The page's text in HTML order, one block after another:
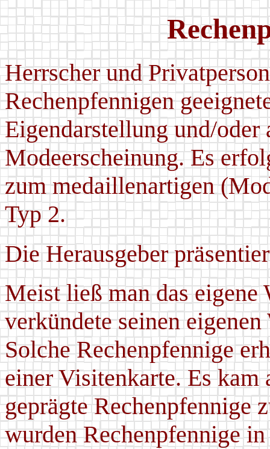
Herrscher und
Rechenpfennigen
Eigendarstellung und/oder
Modeerscheinung. Es
zum medaillenartigen
Typ 2.
Die Herausgeber
Meist ließ man das eigene
verkündete seinen
Solche Rechenpfennige
einer Visitenkarte. Es kam
geprägte Rechenpfennige
wurden Rechenpfennige